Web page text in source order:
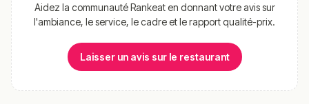
Aidez la communauté Rankeat en donnant votre avis sur
l'ambiance, le service, le cadre et le rapport qualité-prix.
Laisser un avis sur le restaurant